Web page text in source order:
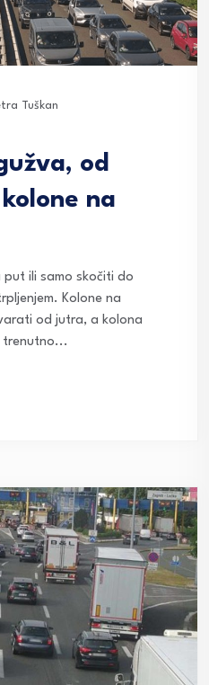
Tuškan
od
na
ili samo skočiti do
Kolone na
od jutra, a kolona
trenutno...